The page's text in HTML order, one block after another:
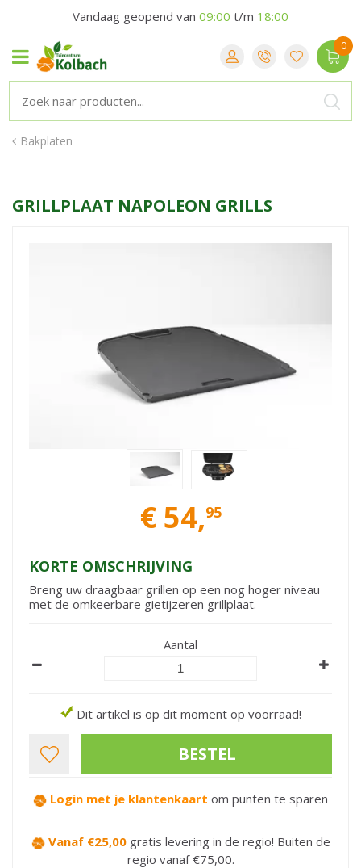
Bakplaten
Vandaag geopend van 09:00 t/m 18:00
GRILLPLAAT NAPOLEON GRILLS
€ 54,95
KORTE OMSCHRIJVING
Breng uw draagbaar grillen op een nog hoger niveau
met de omkeerbare gietijzeren grillplaat.
Aantal
Dit artikel is op dit moment op voorraad!
Login met je klantenkaart om punten te sparen
Vanaf €25,00gratis levering in de regio! Buiten de
regio vanaf €75,00.